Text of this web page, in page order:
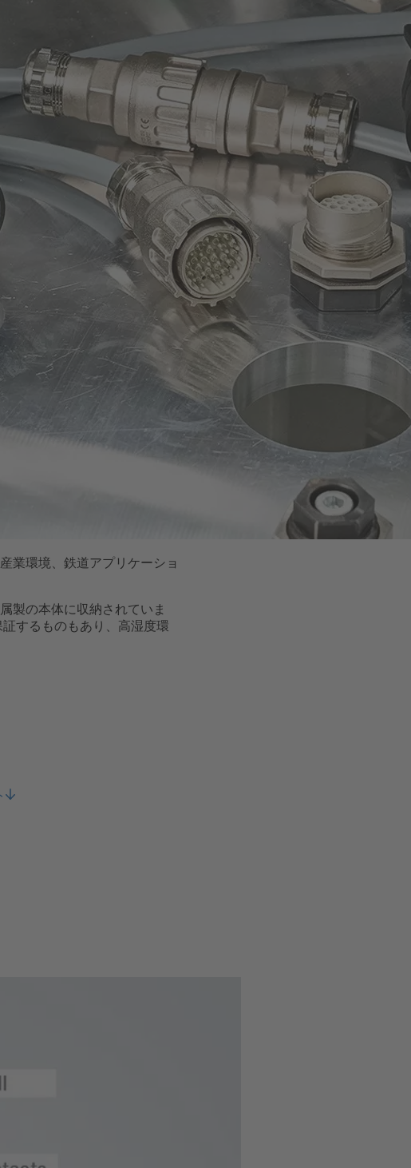
業環境、鉄道アプリケーショ
製の本体に収納されていま
するものもあり、高湿度環